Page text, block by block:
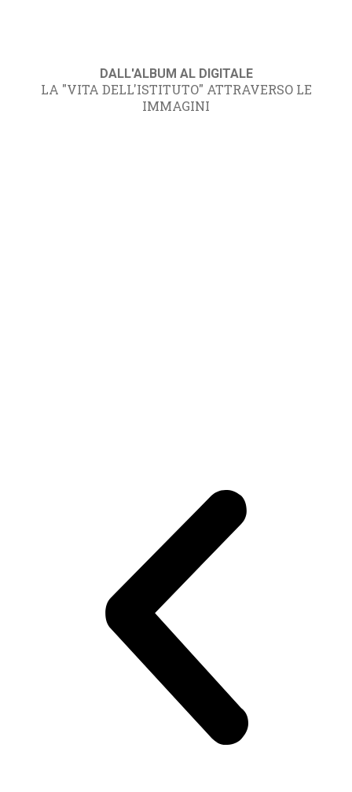
DALL'ALBUM AL DIGITALE
LA "VITA DELL'ISTITUTO" ATTRAVERSO LE
IMMAGINI